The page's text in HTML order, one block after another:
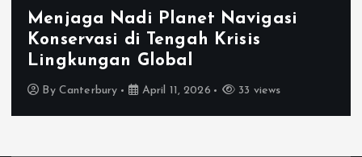
Menjaga Nadi Planet Navigasi
Konservasi di Tengah Krisis
Lingkungan Global
By Canterbury April 11, 2026 33 views